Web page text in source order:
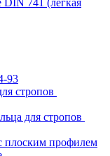
741 (легкая
93
стропов
для стропов
плоским профилем